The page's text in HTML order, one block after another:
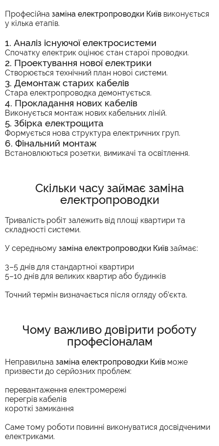
Професійна заміна електропроводки Київ виконується
у кілька етапів.
1. Аналіз існуючої електросистеми
Спочатку електрик оцінює стан старої проводки.
2. Проектування нової електрики
Створюється технічний план нової системи.
3. Демонтаж старих кабелів
Стара електропроводка демонтується.
4. Прокладання нових кабелів
Виконується монтаж нових кабельних ліній.
5. Збірка електрощита
Формується нова структура електричних груп.
6. Фінальний монтаж
Встановлюються розетки, вимикачі та освітлення.
Скільки часу займає заміна
електропроводки
Тривалість робіт залежить від площі квартири та
складності системи.
У середньому заміна електропроводки Київ займає:
3–5 днів для стандартної квартири
5–10 днів для великих квартир або будинків
Точний термін визначається після огляду об’єкта.
Чому важливо довірити роботу
професіоналам
Неправильна заміна електропроводки Київ може
призвести до серйозних проблем:
перевантаження електромережі
перегрів кабелів
короткі замикання
Саме тому роботи повинні виконуватися досвідченими
електриками.